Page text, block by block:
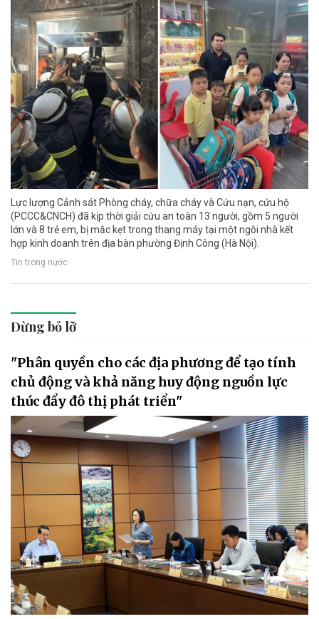
Lực lượng Cảnh sát Phòng cháy, chữa cháy và Cứu nạn, cứu hộ
(PCCC&CNCH) đã kịp thời giải cứu an toàn 13 người, gồm 5 người
lớn và 8 trẻ em, bị mắc kẹt trong thang máy tại một ngôi nhà kết
hợp kinh doanh trên địa bàn phường Định Công (Hà Nội).
Tin trong nước
Đừng bỏ lỡ
"Phân quyền cho các địa phương để tạo tính
chủ động và khả năng huy động nguồn lực
thúc đẩy đô thị phát triển"